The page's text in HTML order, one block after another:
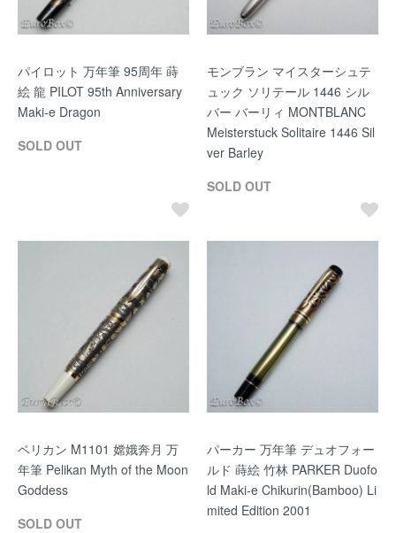
パイロット 万年筆 95周年 蒔
絵 龍 PILOT 95th Anniversary
Maki-e Dragon
SOLD OUT
モンブラン マイスターシュテ
ュック ソリテール 1446 シル
バー バーリィ MONTBLANC
Meisterstuck Solitaire 1446 Sil
ver Barley
SOLD OUT
ペリカン M1101 嫦娥奔月 万
年筆 Pelikan Myth of the Moon
Goddess
SOLD OUT
パーカー 万年筆 デュオフォー
ルド 蒔絵 竹林 PARKER Duofo
ld Maki-e Chikurin(Bamboo) Li
mited Edition 2001